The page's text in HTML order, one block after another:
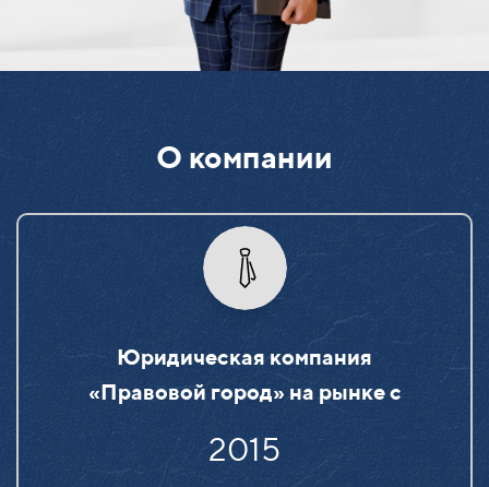
О компании
Юридическая компания
«Правовой город» на рынке c
2015